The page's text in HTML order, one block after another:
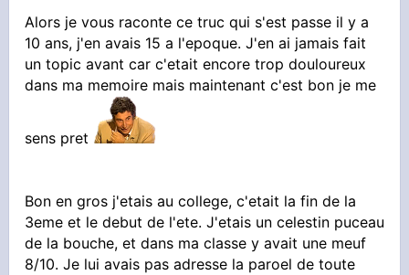
Alors je vous raconte ce truc qui s'est passe il y a
10 ans, j'en avais 15 a l'epoque. J'en ai jamais fait
un topic avant car c'etait encore trop douloureux
dans ma memoire mais maintenant c'est bon je me
sens pret
Bon en gros j'etais au college, c'etait la fin de la
3eme et le debut de l'ete. J'etais un celestin puceau
de la bouche, et dans ma classe y avait une meuf
8/10. Je lui avais pas adresse la paroel de toute